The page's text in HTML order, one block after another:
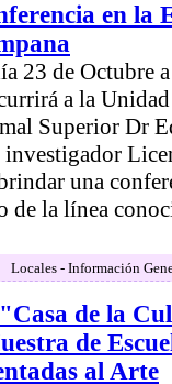
en la
23 de Octubre
a la
Superior Dr
investigador
una
de la línea
Locales - Información
de la
de
al Arte